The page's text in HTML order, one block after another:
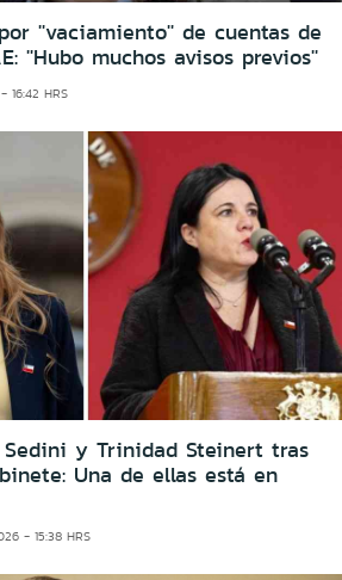
''vaciamiento'' de cuentas de
''Hubo muchos avisos previos''
HRS
y Trinidad Steinert tras
Una de ellas está en
- 15:38 HRS